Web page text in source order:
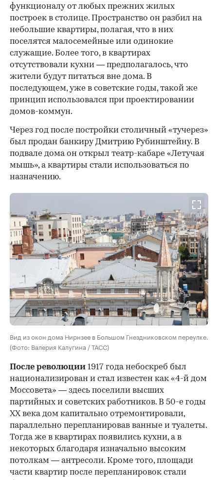
функционалу от любых прежних жилых
построек в столице. Пространство он разбил на
небольшие квартиры, полагая, что в них
поселятся малосемейные или одинокие
служащие. Более того, в квартирах
отсутствовали кухни — предполагалось, что
жители будут питаться вне дома. В
последующем, уже в советские годы, такой же
принцип использовался при проектировании
домов-коммун.
Через год после постройки столичный «тучерез»
был продан банкиру Дмитрию Рубинштейну. В
подвале дома он открыл театр-кабаре «Летучая
мышь», а квартиры стали использоваться по
назначению.
Вид из окон дома Нирнзее в Большом Гнездниковском переулке.
(Фото: Валерия Калугина / ТАСС)
После революции 1917 года небоскреб был
национализирован и стал известен как «4-й дом
Моссовета» — здесь поселили высших
партийных и советских работников. В 50-е годы
ХХ века дом капитально отремонтировали,
параллельно перепланировав ванные и туалеты.
Тогда же в квартирах появились кухни, а в
некоторых благодаря изначально высоким
потолкам — антресоли. Кроме того, площади
части квартир после перепланировок стали